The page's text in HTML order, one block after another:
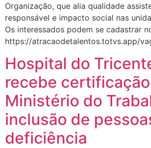
Organização, que alia qualidade
responsável e impacto social nas
Os interessados podem se cadastrar
https://atracaodetalentos.totvs.app/
Hospital do
recebe
Ministério do
inclusão de
deficiência